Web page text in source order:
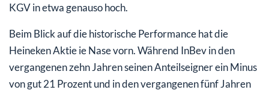
KGV in etwa genauso hoch.
Beim Blick auf die historische Performance hat die
Heineken Aktie ie Nase vorn. Während InBev in den
vergangenen zehn Jahren seinen Anteilseigner ein Minus
von gut 21 Prozent und in den vergangenen fünf Jahren